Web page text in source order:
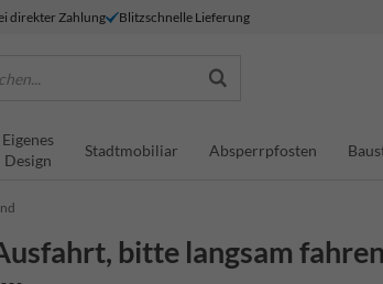
direkter Zahlung Blitzschnelle Lieferung
Eigenes
Design
Stadtmobiliar Absperrpfosten
bitte langsam